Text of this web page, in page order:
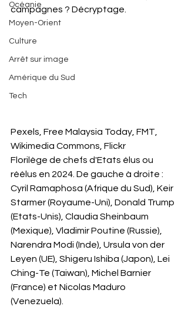
Océanie
Moyen-Orient
Culture
Arrêt sur image
Amérique du Sud
Tech
campagnes ? Décryptage.
Pexels, Free Malaysia Today, FMT,
Wikimedia Commons, Flickr
Florilège de chefs d'Etats élus ou
réélus en 2024. De gauche à droite :
Cyril Ramaphosa (Afrique du Sud), Keir
Starmer (Royaume-Uni), Donald Trump
(Etats-Unis), Claudia Sheinbaum
(Mexique), Vladimir Poutine (Russie),
Narendra Modi (Inde), Ursula von der
Leyen (UE), Shigeru Ishiba (Japon), Lei
Ching-Te (Taiwan), Michel Barnier
(France) et Nicolas Maduro
(Venezuela).